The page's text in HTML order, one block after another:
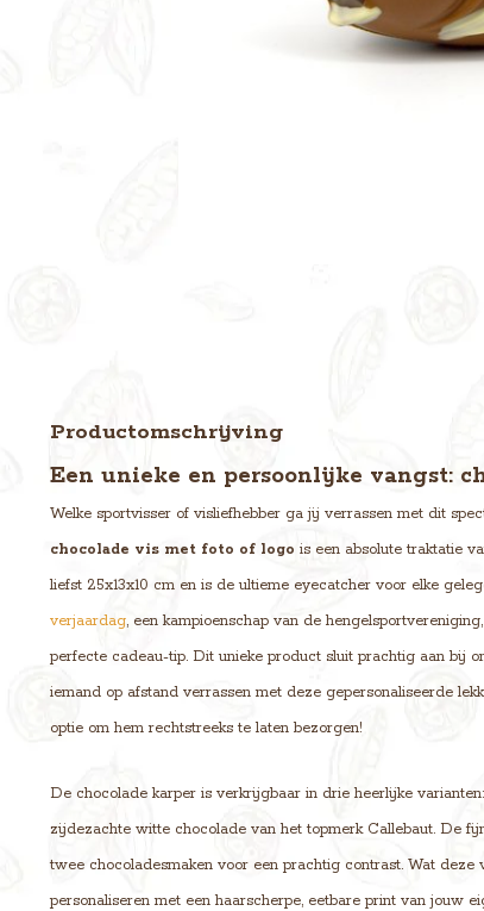
Productomschrijving
Een unieke en persoonlijke vangst:
Welke sportvisser of visliefhebber ga jij verrassen met dit
chocolade vis met foto of logo is een absolute traktatie
liefst 25x13x10 cm en is de ultieme eyecatcher voor elke
verjaardag, een kampioenschap van de
perfecte cadeau-tip. Dit unieke product sluit prachtig aan bij
iemand op afstand verrassen met deze gepersonaliseerde
optie om hem rechtstreeks te laten bezorgen!
De chocolade karper is verkrijgbaar in drie heerlijke
zijdezachte witte chocolade van het topmerk Callebaut. De
twee chocoladesmaken voor een prachtig contrast. Wat
personaliseren met een haarscherpe, eetbare print van jouw